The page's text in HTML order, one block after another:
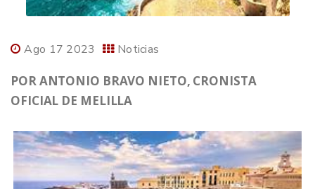
Ago 17 2023 Noticias
POR ANTONIO BRAVO NIETO, CRONISTA
OFICIAL DE MELILLA